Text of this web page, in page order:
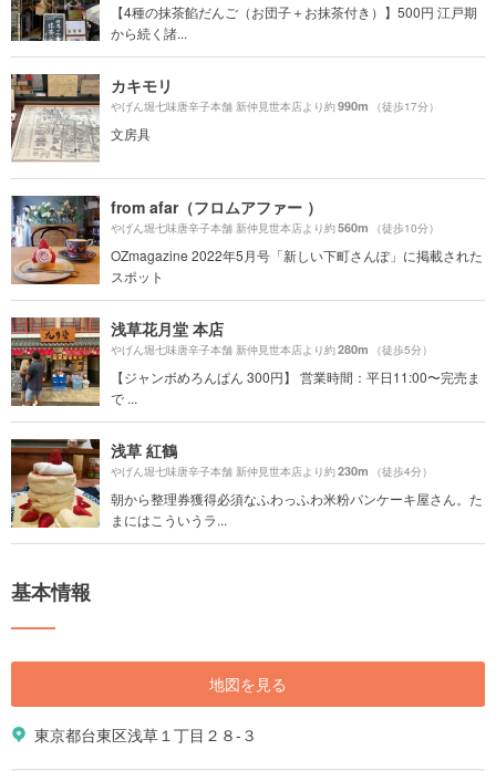
【4種の抹茶餡だんご（お団子＋お抹茶付き）】500円 江戸期
から続く諸...
カキモリ
やげん堀七味唐辛子本舗 新仲見世本店より約990m （徒歩17分）
文房具
from afar（フロムアファー ）
やげん堀七味唐辛子本舗 新仲見世本店より約560m （徒歩10分）
OZmagazine 2022年5月号「新しい下町さんぽ」に掲載された
スポット
浅草花月堂 本店
やげん堀七味唐辛子本舗 新仲見世本店より約280m （徒歩5分）
【ジャンボめろんぱん 300円】 営業時間：平日11:00〜完売ま
で ...
浅草 紅鶴
やげん堀七味唐辛子本舗 新仲見世本店より約230m （徒歩4分）
朝から整理券獲得必須なふわっふわ米粉パンケーキ屋さん。た
まにはこういうラ...
基本情報
地図を見る
東京都台東区浅草１丁目２８-３